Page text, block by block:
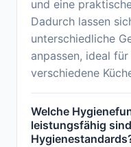
und eine
Dadurch lassen
unterschiedliche
anpassen, ideal
verschiedene
Welche
leistungsfähig